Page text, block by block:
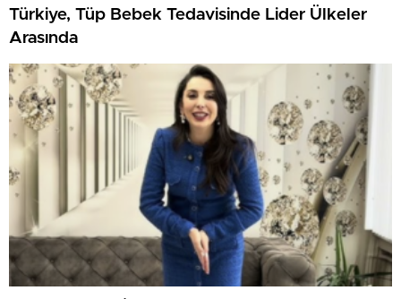
Türkiye, Tüp Bebek Tedavisinde Lider Ülkeler
Arasında